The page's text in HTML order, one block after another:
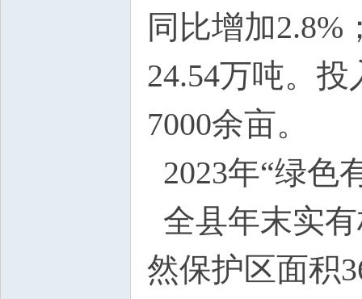
同比增加2.8%
24.54万吨。
7000余亩。
2023年“绿色
全县年末实
然保护区面积